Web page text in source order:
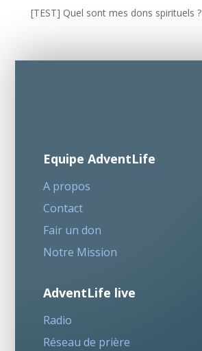
[TEST] Quel sont mes dons spirituels ?
Equipe AdventLife
A propos
Contact
Fair un don
Notre Mission
AdventLife live
Radio
Réseau de prière